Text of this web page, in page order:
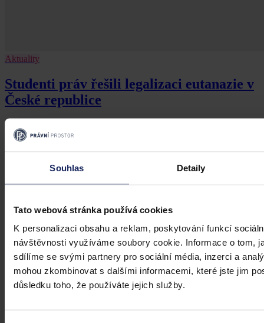
Souhlas Detaily
Tato webová stránka používá cookies
K personalizaci obsahu a reklam, poskytování funkcí
návštěvnosti využíváme soubory cookie. Informace o tom,
sdílíme se svými partnery pro sociální média, inzerci a
mohou zkombinovat s dalšími informacemi, které jste jim
důsledku toho, že používáte jejich služby.
Aktuality
Studenti práv řešili legalizaci eutanazie v
České republice
Měli by mít lékaři možnost ukončit život nevyléčitelně nemocných
trpících lidí tak, jak už to mohou učinit jejich kolegové v řadě zemí